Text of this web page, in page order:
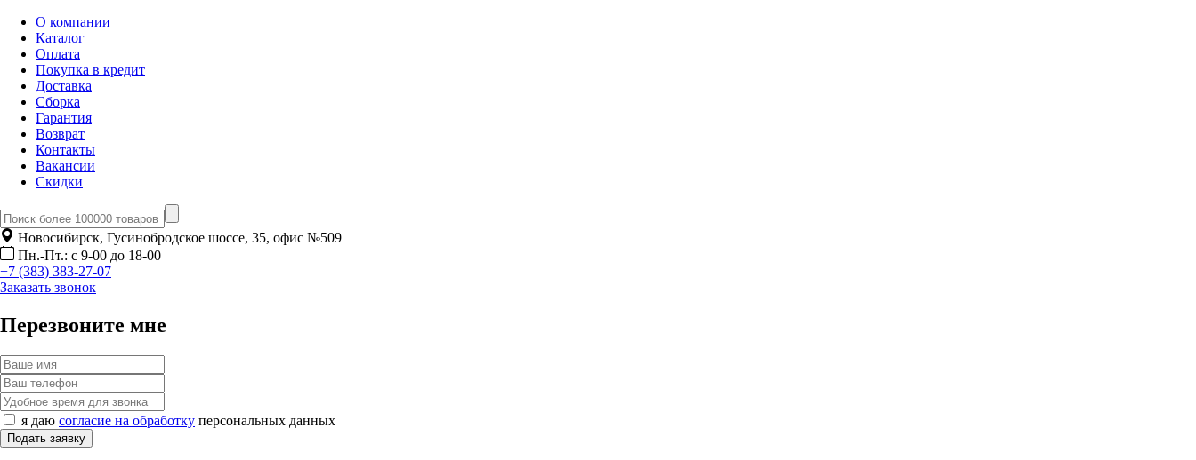
О компании
Каталог
Оплата
Покупка в кредит
Доставка
Сборка
Гарантия
Возврат
Контакты
Вакансии
Скидки
Новосибирск, Гусинобродское шоссе, 35, офис №509
Пн.-Пт.: с 9-00 до 18-00
+7 (383) 383-27-07
Заказать звонок
Перезвоните мне
я даю согласие на обработку персональных данных